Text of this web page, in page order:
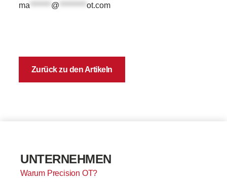
ma ******* @ ********* ot.com
Zurück zu den Artikeln
UNTERNEHMEN
Warum Precision OT?